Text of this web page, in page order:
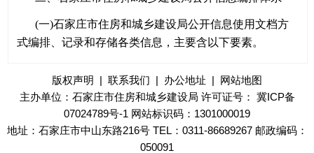
(一)石家庄市住房和城乡建设局公开信息使用文档方
式编排、记录和存储各类信息，主要含以下要素。
形式
范围
部门
详细信息
、公开内容。简要描述公开信息的内容。
版权声明 | 联系我们 | 办公地址 | 网站地图
主办单位：石家庄市住房和城乡建设局 许可证号： 冀ICP备
07024789号-1 网站标识码：1301000019
地址：石家庄市中山东路216号 TEL：0311-86689267 邮政编码：
050091